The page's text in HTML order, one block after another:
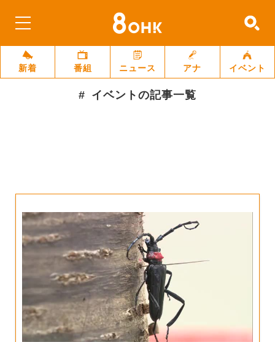
新着 番組 ニュース アナ イベント
イベント の記事一覧